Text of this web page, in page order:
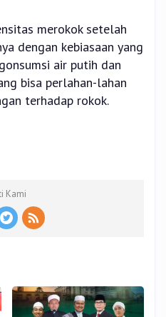
merokok setelah
dengan kebiasaan yang
air putih dan
bisa perlahan-lahan
terhadap rokok.
Kami